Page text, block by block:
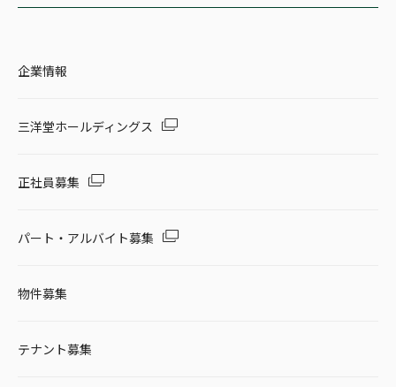
企業情報
三洋堂ホールディングス
正社員募集
パート・アルバイト募集
物件募集
テナント募集